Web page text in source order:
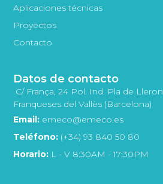
Aplicaciones técnicas
Proyectos
Contacto
Datos de contacto
C/ França, 24 Pol. Ind. Pla de
Franqueses del Vallès (Barcelona)
Email: emeco@emeco.es
Teléfono: (+34) 93 840 50 80
Horario: L - V 8:30AM - 17:30PM